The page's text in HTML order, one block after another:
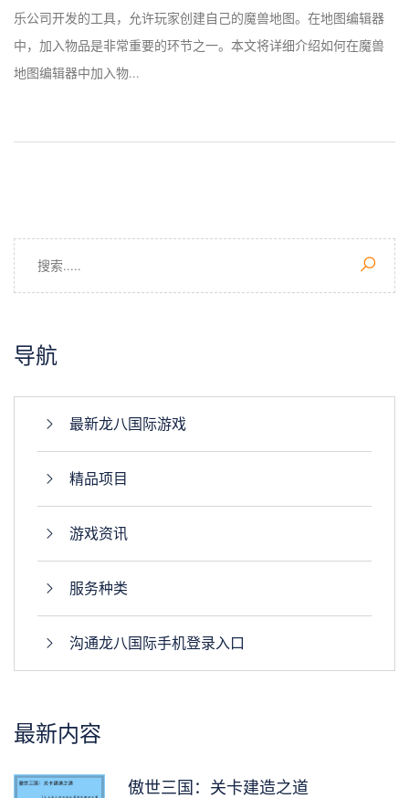
乐公司开发的工具，允许玩家创建自己的魔兽地图。在地图编辑器
中，加入物品是非常重要的环节之一。本文将详细介绍如何在魔兽
地图编辑器中加入物...
导航
最新龙八国际游戏
精品项目
游戏资讯
服务种类
沟通龙八国际手机登录入口
最新内容
傲世三国：关卡建造之道